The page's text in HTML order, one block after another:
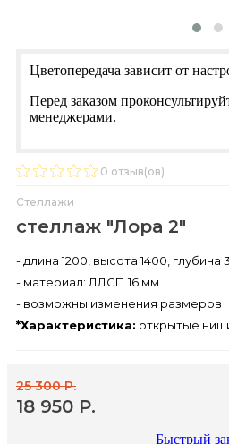
Цветопередача зависит от
Перед заказом
менеджерами.
- длина 1200, высота 1400, глубина
- материал: ЛДСП 16 мм.
- возможны изменения размеров
*Характеристика: открытые
0 отзыв(ов)
Стеллажи
стеллаж "Лора 2"
Быстрый
25 300 Р.
18 950 Р.